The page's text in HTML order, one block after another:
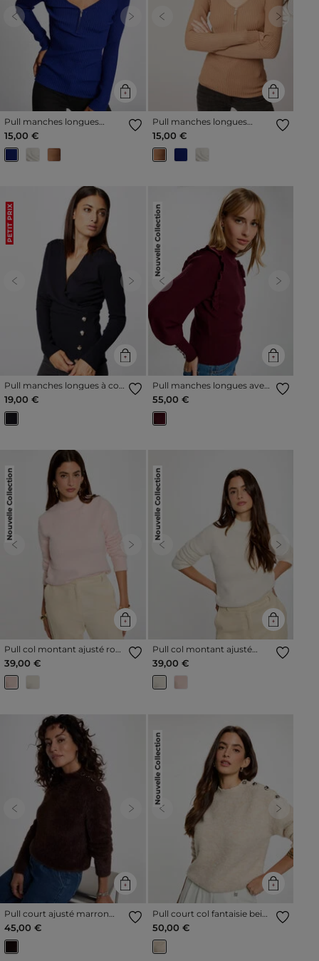
Previous Next
Pull manches longues
tricotage en côte bleu
femme
15,00 €
Previous Next
Pull manches longues
tricotage en côte camel
femme
15,00 €
PETIT PRIX
Previous Next
Pull manches longues à col
effet croisé bleu marine
femme
19,00 €
Nouvelle Collection
Previous Next
Pull manches longues avec
volants prune femme
55,00 €
Nouvelle Collection
Previous Next
Pull col montant ajusté rose
clair femme
39,00 €
Nouvelle Collection
Previous Next
Pull col montant ajusté
ivoire femme
39,00 €
Previous Next
Pull court ajusté marron
foncé femme
45,00 €
Nouvelle Collection
Previous Next
Pull court col fantaisie beige
50,00 €